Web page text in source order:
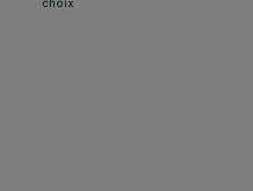
choix